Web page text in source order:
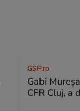
GSP.ro
Gabi
CFR Cluj, a